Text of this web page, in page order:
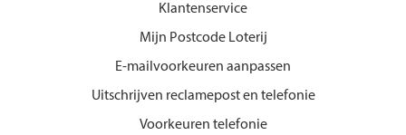
Klantenservice
Mijn Postcode Loterij
E-mailvoorkeuren aanpassen
Uitschrijven reclamepost en telefonie
Voorkeuren telefonie